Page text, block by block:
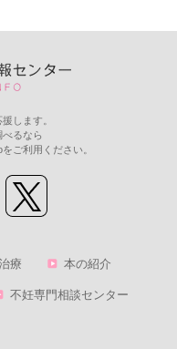
します。
るなら
ご利用ください。
療 本の紹介
不妊専門相談センター